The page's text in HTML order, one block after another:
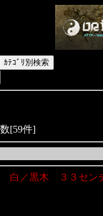
[59件]
白／黒木 ３３セ